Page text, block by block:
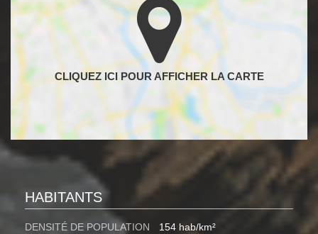
HABITANTS
DENSITÉ DE POPULATION
154 hab/km²